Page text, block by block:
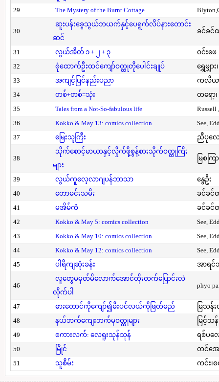
29 The Mystery of the Burnt Cottage
30
ဆူးပန်းခွေသွယ်ဘယက်နှင့်ပေရွက်လိပ်နားတောင်း
ဆင်
ခင်ခင်
31 လွယ်အိတ် ၁ + ၂ + ၃
ဝင်းဖေ
32
စုံထောက်ဦးထင်ကျော်ဝတ္ထုတိုပေါင်းချုပ်
ရွှေမျှား
33
အကျင့်ပြင်နည်းပညာ
ကလီယာ
34
တစ်+တစ်=သုံး
တရော့၊
35
Tales from a Not-So-fabulous life
Russell
36
Kokko & May 13: comics collection
See,
37
မြေးသူကြီး ညီပုလေ
38
သိုက်စောင့်မာယာနှင့်လှိုက်ဖို့စွန့်စားသိုက်ဝတ္ထုကြီး
များ
မြစကြာ
39 လွယ်ကူလေ့လာဂျပန်ဘာသာ
နွေဦး
40
တောမင်းသမီး
ခင်ခင်
41
မအိမ်ကံ
ခင်ခင်
42
Kokko & May 5: comics collection
See,
43
Kokko & May 10: comics collection
See,
44
Kokko & May 12: comics collection
See,
45
ပါရီကျဆုံးခန်း အာရင်
46
လူတွေမမှတ်မိလောက်အောင်တိုးတက်ပြောင်းလဲ
လိုက်ပါ
phyo
47 ဓားတောင်ကိုကျော်၍မီးပင်လယ်ကိုဖြတ်မည်
မြသန်
48
နယ်ဘက်ကျေးဘက်မှဝတ္ထုများ
မြင့်သန်
49
စကားလက်: လေရူးသုန်သုန်
ရစ်ပလ
50
မြိုင်
တင်အေ
51
သူစိမ်း ကင်း၊